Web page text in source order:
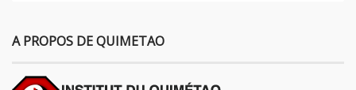
A PROPOS DE QUIMETAO